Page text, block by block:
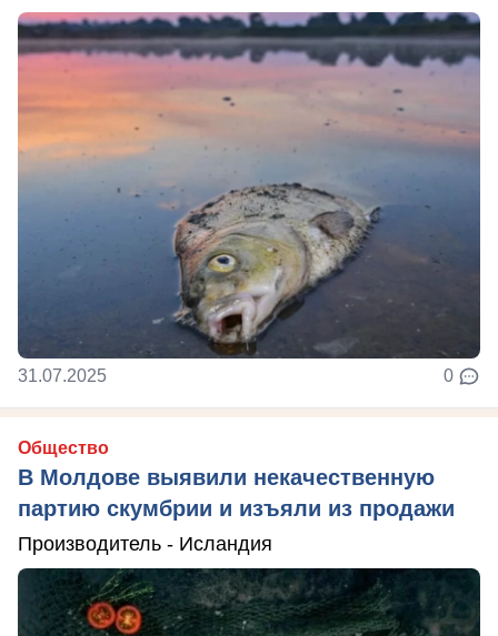
31.07.2025 0
Общество
В Молдове выявили некачественную
партию скумбрии и изъяли из продажи
Производитель - Исландия